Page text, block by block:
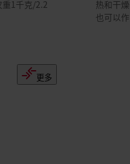
1千克/2.2
更多
热和干
也可以